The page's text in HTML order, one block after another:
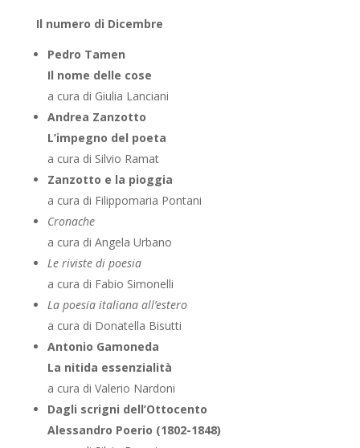
Il numero di Dicembre
Pedro Tamen
Il nome delle cose
a cura di Giulia Lanciani
Andrea Zanzotto
L’impegno del poeta
a cura di Silvio Ramat
Zanzotto e la pioggia
a cura di Filippomaria Pontani
Cronache
a cura di Angela Urbano
Le riviste di poesia
a cura di Fabio Simonelli
La poesia italiana all’estero
a cura di Donatella Bisutti
Antonio Gamoneda
La nitida essenzialità
a cura di Valerio Nardoni
Dagli scrigni dell’Ottocento
Alessandro Poerio (1802-1848)